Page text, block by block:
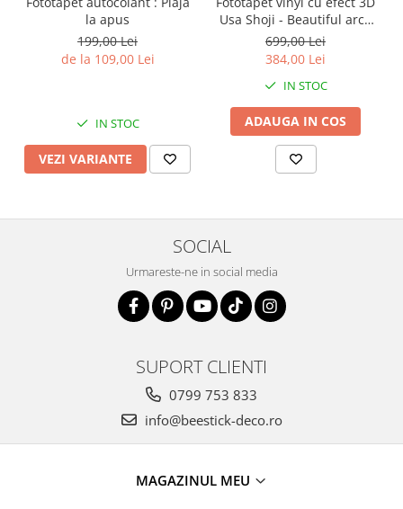
la apus
199,00 Lei
de la 109,00 Lei
IN STOC
VEZI VARIANTE
Usa Shoji - Beautiful arch
with flowers plants -
360x240 cm
699,00 Lei
384,00 Lei
IN STOC
ADAUGA IN COS
SOCIAL
Urmareste-ne in social media
SUPORT CLIENTI
0799 753 833
info@beestick-deco.ro
MAGAZINUL MEU